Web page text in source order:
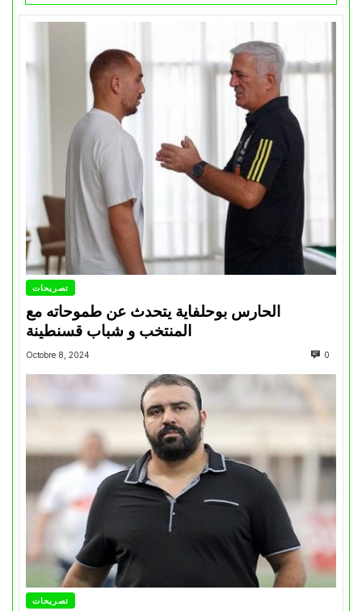
تصريحات
الحارس بوحلفاية يتحدث عن طموحاته مع
المنتخب و شباب قسنطينة
Octobre 8, 2024 0
تصريحات